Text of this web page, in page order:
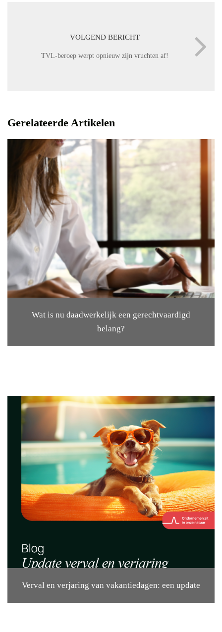
VOLGEND BERICHT
TVL-beroep werpt opnieuw zijn vruchten af!
Gerelateerde Artikelen
Wat is nu daadwerkelijk een gerechtvaardigd
belang?
Verval en verjaring van vakantiedagen: een update